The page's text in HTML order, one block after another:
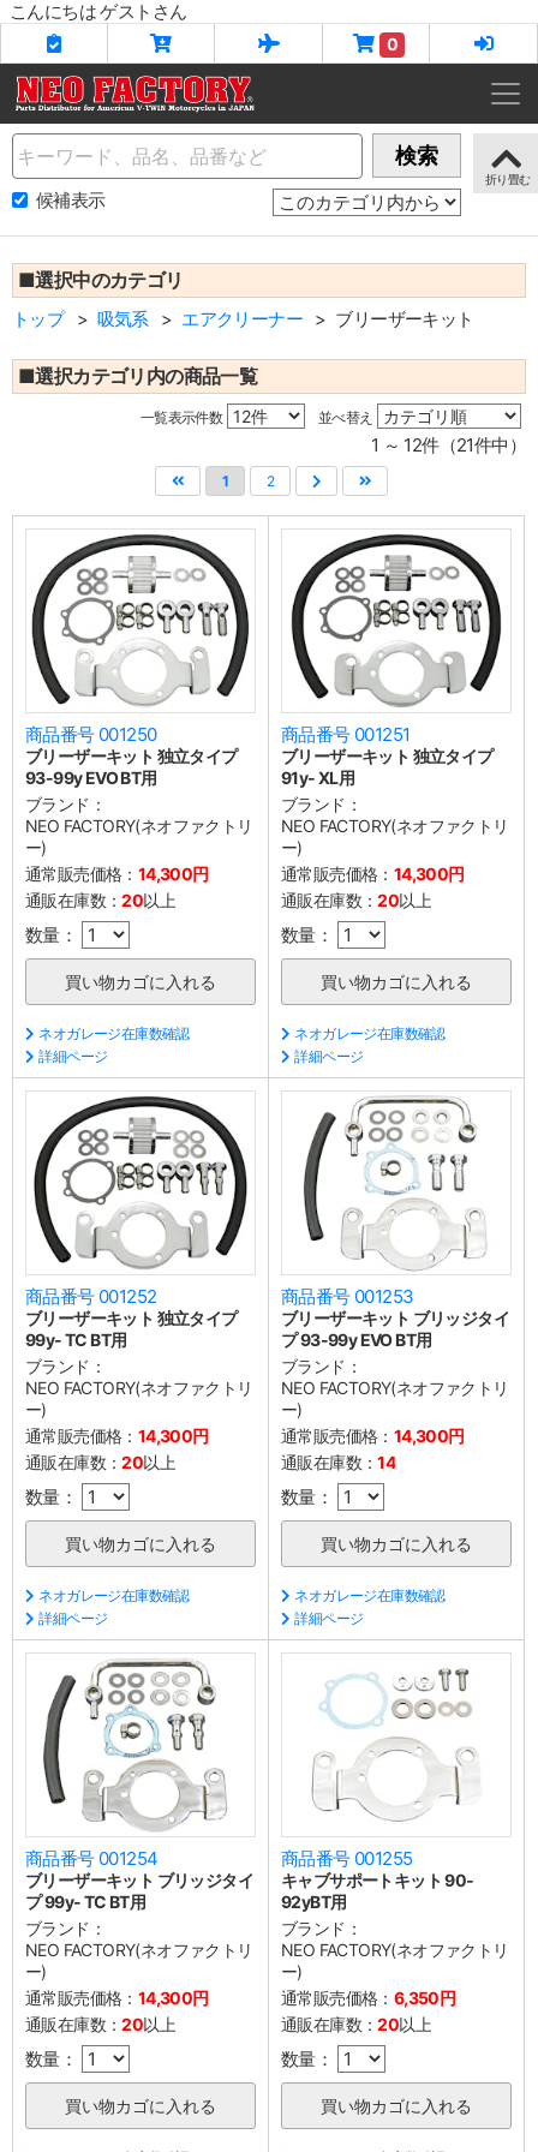
こんにちは ゲストさん
0
Name 検索
候補表示
■選択中のカテゴリ
トップ 吸気系 エアクリーナー ブリーザーキット
■選択カテゴリ内の商品一覧
一覧表示件数 並べ替え
1 ～ 12件（21件中）
1 2
商品番号 001250
ブリーザーキット 独立タイプ
93-99y EVO BT用
ブランド：
NEO FACTORY(ネオファクトリ
ー)
通常販売価格： 14,300円
通販在庫数：20以上
数量：
ネオガレージ在庫数確認
詳細ページ
商品番号 001251
ブリーザーキット 独立タイプ
91y- XL用
ブランド：
NEO FACTORY(ネオファクトリ
ー)
通常販売価格： 14,300円
通販在庫数：20以上
数量：
ネオガレージ在庫数確認
詳細ページ
商品番号 001252
ブリーザーキット 独立タイプ
99y- TC BT用
ブランド：
NEO FACTORY(ネオファクトリ
ー)
通常販売価格： 14,300円
通販在庫数：20以上
数量：
ネオガレージ在庫数確認
詳細ページ
商品番号 001253
ブリーザーキット ブリッジタイ
プ 93-99y EVO BT用
ブランド：
NEO FACTORY(ネオファクトリ
ー)
通常販売価格： 14,300円
通販在庫数：14
数量：
ネオガレージ在庫数確認
詳細ページ
商品番号 001254
ブリーザーキット ブリッジタイ
プ 99y- TC BT用
ブランド：
NEO FACTORY(ネオファクトリ
ー)
通常販売価格： 14,300円
通販在庫数：20以上
数量：
商品番号 001255
キャブサポートキット 90‐
92yBT用
ブランド：
NEO FACTORY(ネオファクトリ
ー)
通常販売価格： 6,350円
通販在庫数：20以上
数量：